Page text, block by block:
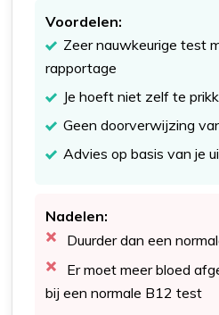
Voordelen:
Zeer nauwkeurige test
rapportage
Je hoeft niet zelf te
Geen doorverwijzing
Advies op basis van je
Nadelen:
Duurder dan een
Er moet meer bloed
bij een normale B12 test